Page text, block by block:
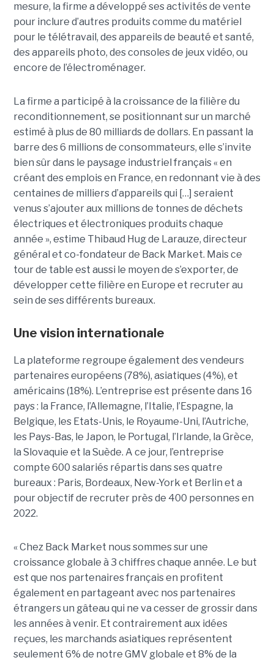
mesure, la firme a développé ses activités de vente
pour inclure d’autres produits comme du matériel
pour le télétravail, des appareils de beauté et santé,
des appareils photo, des consoles de jeux vidéo, ou
encore de l’électroménager.
La firme a participé à la croissance de la filière du
reconditionnement, se positionnant sur un marché
estimé à plus de 80 milliards de dollars. En passant la
barre des 6 millions de consommateurs, elle s’invite
bien sûr dans le paysage industriel français « en
créant des emplois en France, en redonnant vie à des
centaines de milliers d’appareils qui […] seraient
venus s’ajouter aux millions de tonnes de déchets
électriques et électroniques produits chaque
année », estime Thibaud Hug de Larauze, directeur
général et co-fondateur de Back Market. Mais ce
tour de table est aussi le moyen de s’exporter, de
développer cette filière en Europe et recruter au
sein de ses différents bureaux.
Une vision internationale
La plateforme regroupe également des vendeurs
partenaires européens (78%), asiatiques (4%), et
américains (18%). L’entreprise est présente dans 16
pays : la France, l’Allemagne, l’Italie, l’Espagne, la
Belgique, les Etats-Unis, le Royaume-Uni, l’Autriche,
les Pays-Bas, le Japon, le Portugal, l’Irlande, la Grèce,
la Slovaquie et la Suède. A ce jour, l’entreprise
compte 600 salariés répartis dans ses quatre
bureaux : Paris, Bordeaux, New-York et Berlin et a
pour objectif de recruter près de 400 personnes en
2022.
« Chez Back Market nous sommes sur une
croissance globale à 3 chiffres chaque année. Le but
est que nos partenaires français en profitent
également en partageant avec nos partenaires
étrangers un gâteau qui ne va cesser de grossir dans
les années à venir. Et contrairement aux idées
reçues, les marchands asiatiques représentent
seulement 6% de notre GMV globale et 8% de la